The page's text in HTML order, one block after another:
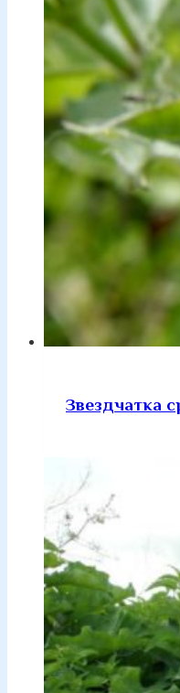
Звездчатка